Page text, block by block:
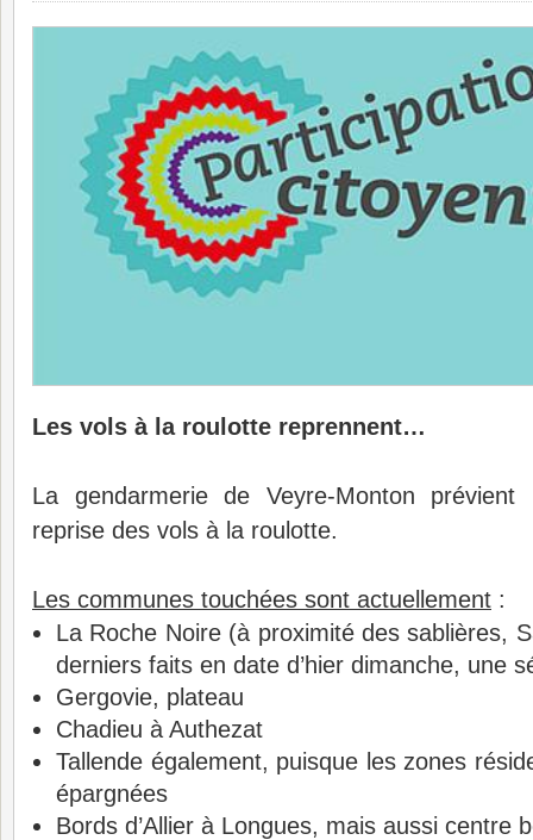
Les vols à la roulotte reprennent…
La gendarmerie de Veyre-Monton
reprise des vols à la roulotte.
Les communes touchées sont actuellement :
La Roche Noire (à proximité des sablières,
derniers faits en date d’hier dimanche, une
Gergovie, plateau
Chadieu à Authezat
Tallende également, puisque les zones
épargnées
Bords d’Allier à Longues, mais aussi centre